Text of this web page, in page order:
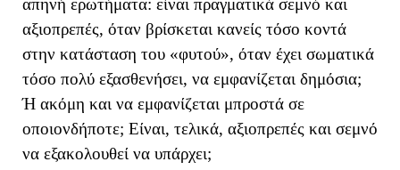
αξιοπρεπές, όταν βρίσκεται κανείς τόσο κοντά
στην κατάσταση του «φυτού», όταν έχει σωματικά
τόσο πολύ εξασθενήσει, να εμφανίζεται δημόσια;
Ή ακόμη και να εμφανίζεται μπροστά σε
οποιονδήποτε; Είναι, τελικά, αξιοπρεπές και σεμνό
να εξακολουθεί να υπάρχει;